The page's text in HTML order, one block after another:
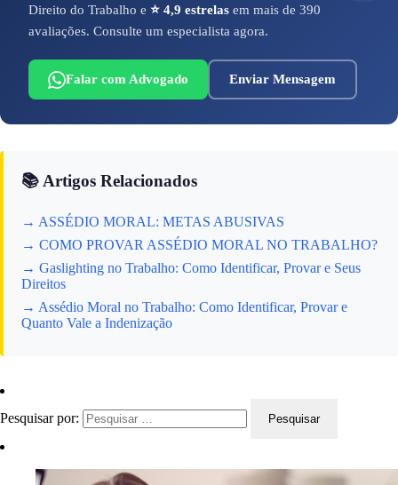
Direito do Trabalho e ⭐ 4,9 estrelas em mais de 390
avaliações. Consulte um especialista agora.
Falar com Advogado Enviar Mensagem
📚 Artigos Relacionados
→ ASSÉDIO MORAL: METAS ABUSIVAS
→ COMO PROVAR ASSÉDIO MORAL NO TRABALHO?
→ Gaslighting no Trabalho: Como Identificar, Provar e Seus
Direitos
→ Assédio Moral no Trabalho: Como Identificar, Provar e
Quanto Vale a Indenização
Pesquisar por: